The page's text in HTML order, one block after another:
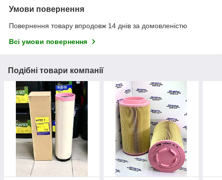
Умови повернення
Повернення товару впродовж 14 днів за домовленістю
Всі умови повернення
Подібні товари компанії